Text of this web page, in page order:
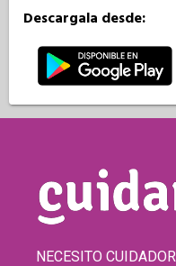
Descargala desde:
NECESITO CUIDADOR